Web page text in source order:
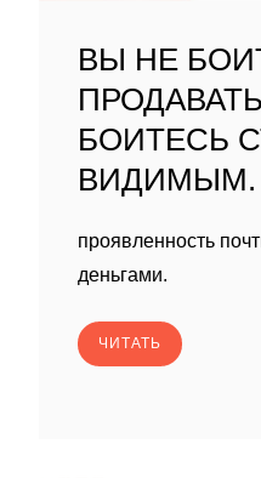
ВЫ НЕ
БОИТЕСЬ
ВИДИМЫМ.
проявленность
деньгами.
ЧИТАТЬ